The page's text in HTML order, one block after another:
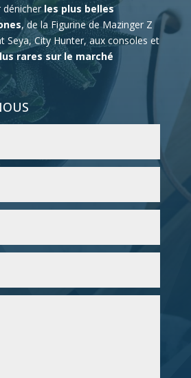
les plus belles
, de la Figurine de Mazinger Z
Seya, City Hunter, aux consoles et
rares sur le marché